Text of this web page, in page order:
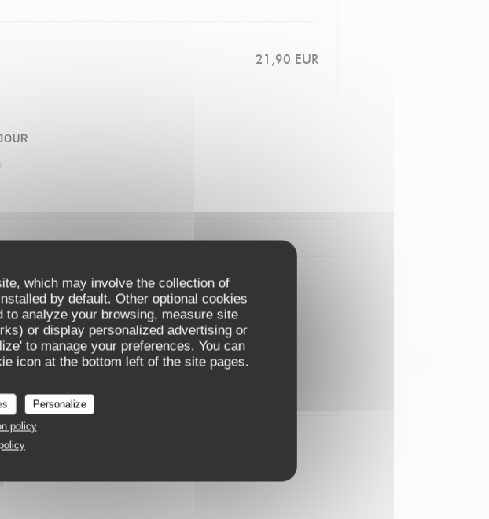
which may involve the collection of
by default. Other optional cookies
analyze your browsing, measure site
or display personalized advertising or
to manage your preferences. You can
icon at the bottom left of the site pages.
Personalize
policy
21,90 EUR